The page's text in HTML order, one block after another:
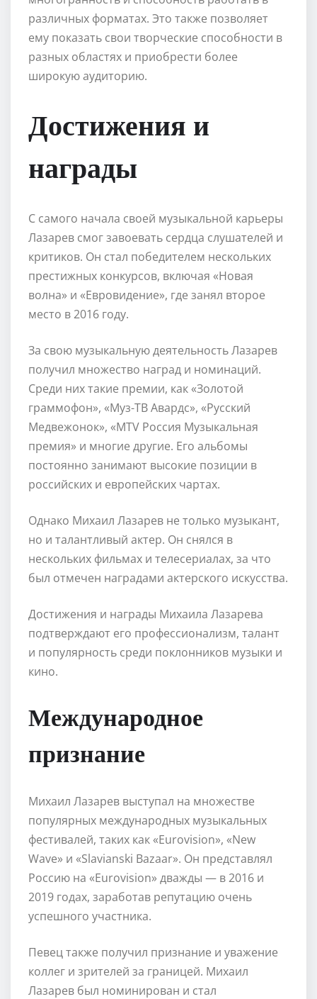
различных форматах. Это также позволяет
ему показать свои творческие способности в
разных областях и приобрести более
широкую аудиторию.
Достижения и
награды
С самого начала своей музыкальной карьеры
Лазарев смог завоевать сердца слушателей и
критиков. Он стал победителем нескольких
престижных конкурсов, включая «Новая
волна» и «Евровидение», где занял второе
место в 2016 году.
За свою музыкальную деятельность Лазарев
получил множество наград и номинаций.
Среди них такие премии, как «Золотой
граммофон», «Муз-ТВ Авардс», «Русский
Медвежонок», «MTV Россия Музыкальная
премия» и многие другие. Его альбомы
постоянно занимают высокие позиции в
российских и европейских чартах.
Однако Михаил Лазарев не только музыкант,
но и талантливый актер. Он снялся в
нескольких фильмах и телесериалах, за что
был отмечен наградами актерского искусства.
Достижения и награды Михаила Лазарева
подтверждают его профессионализм, талант
и популярность среди поклонников музыки и
кино.
Международное
признание
Михаил Лазарев выступал на множестве
популярных международных музыкальных
фестивалей, таких как «Eurovision», «New
Wave» и «Slavianski Bazaar». Он представлял
Россию на «Eurovision» дважды — в 2016 и
2019 годах, заработав репутацию очень
успешного участника.
Певец также получил признание и уважение
коллег и зрителей за границей. Михаил
Лазарев был номинирован и стал